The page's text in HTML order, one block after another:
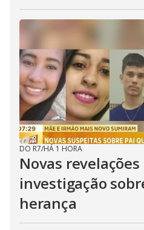
DO R7/HÁ 1 HORA
Novas
investigação
herança